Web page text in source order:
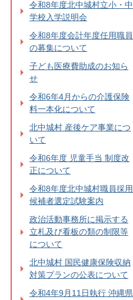
令和8年度北中城村立小・中
学校入学説明会
令和8年度会計年度任用職員
の募集について
子ども医療費助成のお知ら
せ
令和6年4月からの介護保険
料一本化について
北中城村 産後ケア事業につ
いて
令和6年度 児童手当 制度改
正について
令和8年度北中城村職員採用
候補者選定試験案内
政治活動事務所に掲示する
立札及び看板の類の制限等
について
北中城村 国民健康保険収納
対策プランの公表について
令和4年9月11日執行 沖縄県